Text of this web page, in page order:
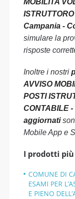
MOBILITA
Campania -
simulare la
risposte
Inoltre i nostri
AVVISO
POSTI
CONTABILE
aggiornati
Mobile App e
I prodotti
COMUNE DI
ESAMI PER
E PIENO